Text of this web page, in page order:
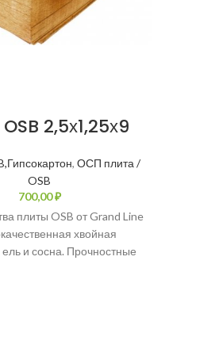
2,5х1,25х9
, ОСП плита /
OSB
₽
плиты OSB от Grand Line
хвойная
и сосна. Прочностные